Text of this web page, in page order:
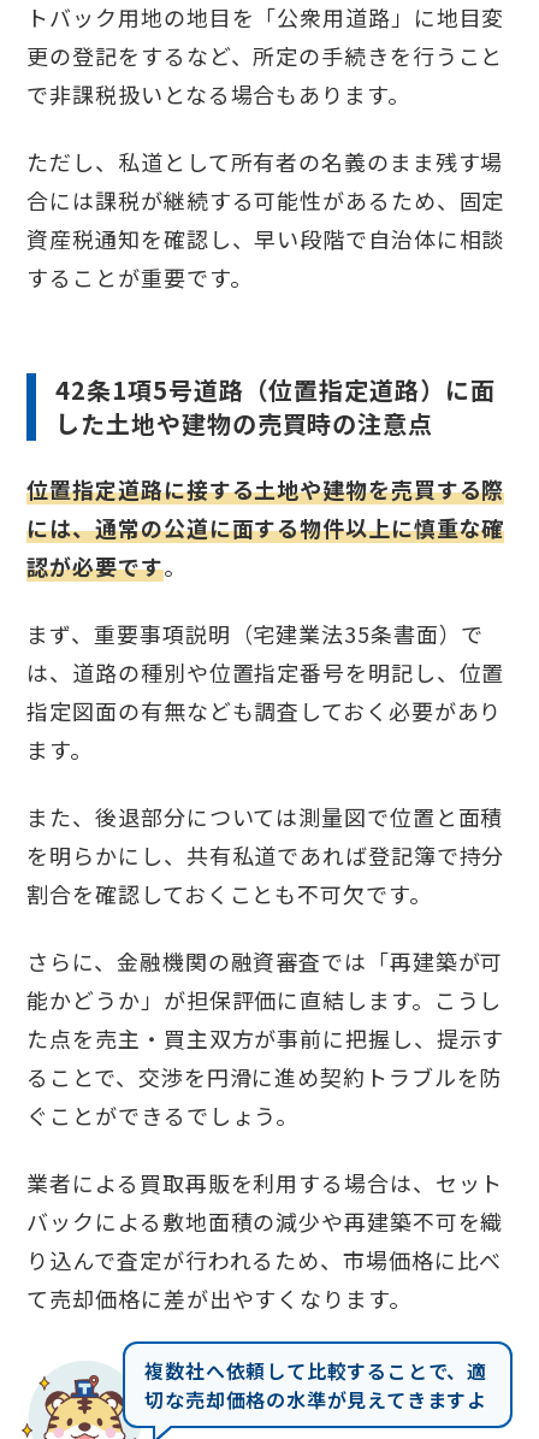
トバック用地の地目を「公衆用道路」に地目変
更の登記をするなど、所定の手続きを行うこと
で非課税扱いとなる場合もあります。
ただし、私道として所有者の名義のまま残す場
合には課税が継続する可能性があるため、固定
資産税通知を確認し、早い段階で自治体に相談
することが重要です。
42条1項5号道路（位置指定道路）に面
した土地や建物の売買時の注意点
位置指定道路に接する土地や建物を売買する際
には、通常の公道に面する物件以上に慎重な確
認が必要です。
まず、重要事項説明（宅建業法35条書面）で
は、道路の種別や位置指定番号を明記し、位置
指定図面の有無なども調査しておく必要があり
ます。
また、後退部分については測量図で位置と面積
を明らかにし、共有私道であれば登記簿で持分
割合を確認しておくことも不可欠です。
さらに、金融機関の融資審査では「再建築が可
能かどうか」が担保評価に直結します。こうし
た点を売主・買主双方が事前に把握し、提示す
ることで、交渉を円滑に進め契約トラブルを防
ぐことができるでしょう。
業者による買取再販を利用する場合は、セット
バックによる敷地面積の減少や再建築不可を織
り込んで査定が行われるため、市場価格に比べ
て売却価格に差が出やすくなります。
複数社へ依頼して比較することで、適
切な売却価格の水準が見えてきますよ